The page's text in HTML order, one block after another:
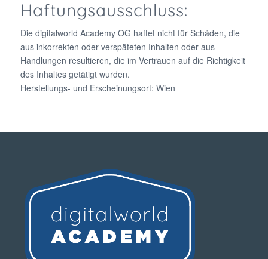
Haftungsausschluss:
Die digitalworld Academy OG haftet nicht für Schäden, die
aus inkorrekten oder verspäteten Inhalten oder aus
Handlungen resultieren, die im Vertrauen auf die Richtigkeit
des Inhaltes getätigt wurden.
Herstellungs- und Erscheinungsort: Wien